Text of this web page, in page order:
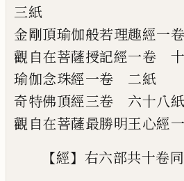
三紙
金剛頂瑜伽般若理趣經一卷
觀自在菩薩授記經一卷
瑜伽念珠經一卷 二紙
奇特佛頂經三卷 六十八紙
觀自在菩薩最勝明王心經
【經】 右六部共十卷